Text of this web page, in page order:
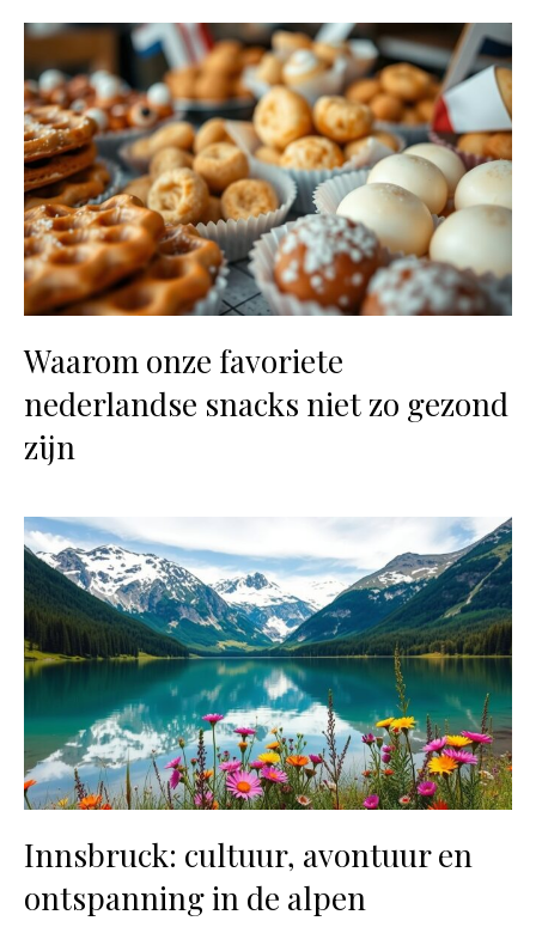
Waarom onze favoriete
nederlandse snacks niet zo gezond
zijn
Innsbruck: cultuur, avontuur en
ontspanning in de alpen